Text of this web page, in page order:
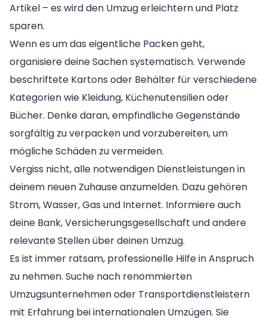
Artikel – es wird den Umzug erleichtern und Platz
sparen.
Wenn es um das eigentliche Packen geht,
organisiere deine Sachen systematisch. Verwende
beschriftete Kartons oder Behälter für verschiedene
Kategorien wie Kleidung, Küchenutensilien oder
Bücher. Denke daran, empfindliche Gegenstände
sorgfältig zu verpacken und vorzubereiten, um
mögliche Schäden zu vermeiden.
Vergiss nicht, alle notwendigen Dienstleistungen in
deinem neuen Zuhause anzumelden. Dazu gehören
Strom, Wasser, Gas und Internet. Informiere auch
deine Bank, Versicherungsgesellschaft und andere
relevante Stellen über deinen Umzug.
Es ist immer ratsam, professionelle Hilfe in Anspruch
zu nehmen. Suche nach renommierten
Umzugsunternehmen oder Transportdienstleistern
mit Erfahrung bei internationalen Umzügen. Sie